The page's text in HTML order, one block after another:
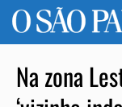
Na zona